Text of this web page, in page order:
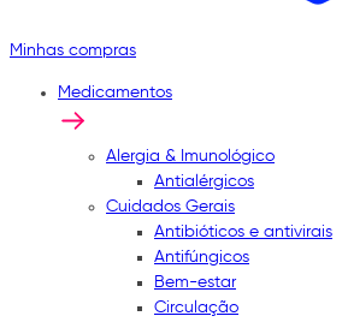
Minhas compras
Medicamentos
Alergia & Imunológico
Antialérgicos
Cuidados Gerais
Antibióticos e antivirais
Antifúngicos
Bem-estar
Circulação